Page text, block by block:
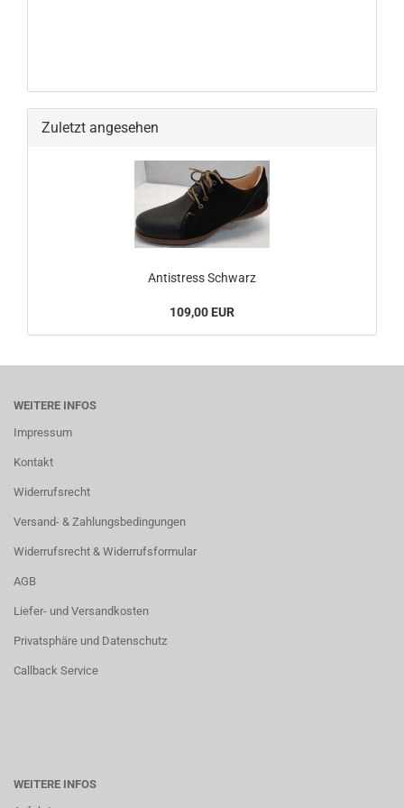
Zuletzt angesehen
Antistress Schwarz
109,00 EUR
WEITERE INFOS
Impressum
Kontakt
Widerrufsrecht
Versand- & Zahlungsbedingungen
Widerrufsrecht & Widerrufsformular
AGB
Liefer- und Versandkosten
Privatsphäre und Datenschutz
Callback Service
WEITERE INFOS